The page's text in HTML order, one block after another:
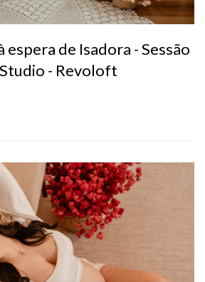
espera de Isadora - Sessão
- Revoloft